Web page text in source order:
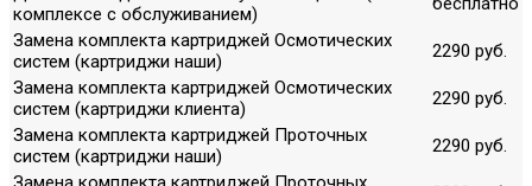
комплексе с обслуживанием)
Замена комплекта картриджей Осмотических
систем (картриджи наши)
2290 руб.
Замена комплекта картриджей Осмотических
систем (картриджи клиента)
2290 руб.
Замена комплекта картриджей Проточных
систем (картриджи наши)
2290 руб.